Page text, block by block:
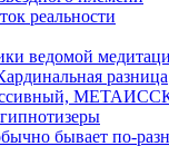
реальности
ведомой
разница
бывает по-